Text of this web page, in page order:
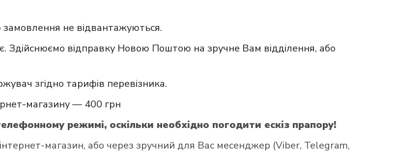
не відвантажуються.
Здійснюємо відправку Новою Поштою на зручне Вам відділення, або
згідно тарифів перевізника.
магазину — 400 грн
режимі, оскільки необхідно погодити ескіз прапору!
магазин, або через зручний для Вас месенджер (Viber, Telegram,